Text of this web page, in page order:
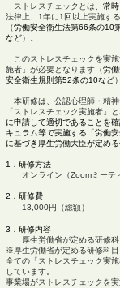
ストレスチェックとは、 常時
法律上、1年に1回以上実施す
（労働安全衛生法第66条の10
など）。
このストレスチェックを実
施者」が必要となります（労
安全衛生規則第52条の10など
本研修は、公認心理師 ・精
「ストレスチェック実施者」
に申請して適切であることを
キュラム等で実施する「労働
に基づき厚生労働大臣が定める
1．研修方法
オンライン（Zoomミーティ
2．研修費
13,000円（総額）
3．研修内容
厚生労働省が定める研修科
※厚生労働省が定める研修科目
全ての「ストレスチェック実
しています。
事業場がストレスチェックを